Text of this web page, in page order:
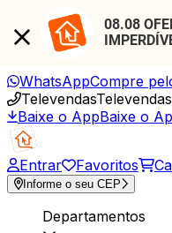
08.08
WhatsAppCompre
TelevendasTelevendas
Baixe o AppBaixe o
Entrar Favoritos
Informe o seu CEP
Departamentos